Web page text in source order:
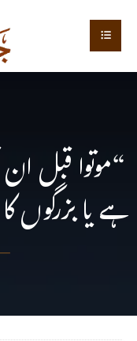
“موتوا قبل
ہے یا بزرگوں